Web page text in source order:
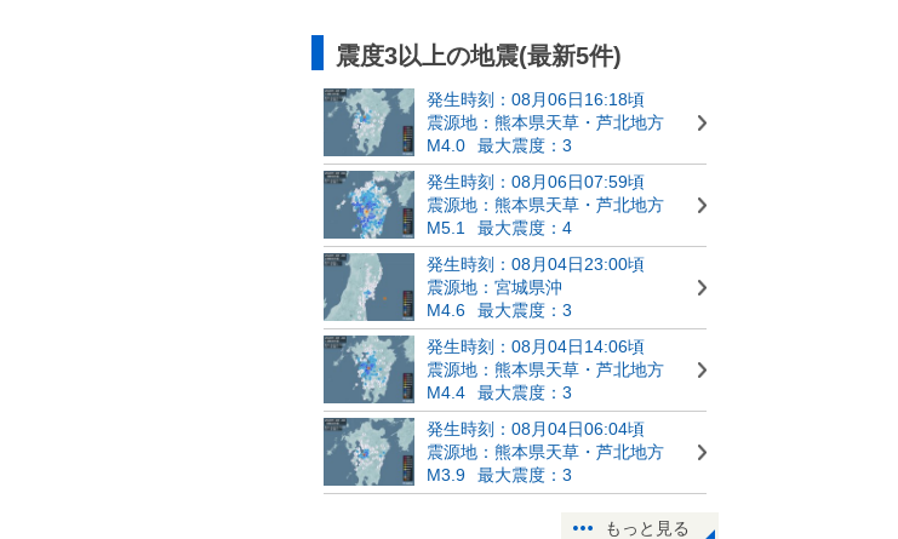
震度3以上の地震(最新5件)
発生時刻：08月06日16:18頃
震源地：熊本県天草・芦北地方
M4.0
最大震度：3
発生時刻：08月06日07:59頃
震源地：熊本県天草・芦北地方
M5.1
最大震度：4
発生時刻：08月04日23:00頃
震源地：宮城県沖
M4.6
最大震度：3
発生時刻：08月04日14:06頃
震源地：熊本県天草・芦北地方
M4.4
最大震度：3
発生時刻：08月04日06:04頃
震源地：熊本県天草・芦北地方
M3.9
最大震度：3
もっと見る